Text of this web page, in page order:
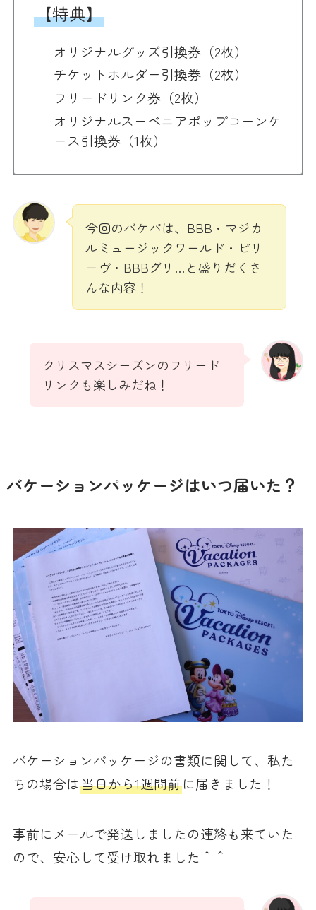
【特典】
オリジナルグッズ引換券（2枚）
チケットホルダー引換券（2枚）
フリードリンク券（2枚）
オリジナルスーベニアポップコーンケ
ース引換券（1枚）
今回のバケパは、BBB・マジカ
ルミュージックワールド・ビリ
ーヴ・BBBグリ…と盛りだくさ
んな内容！
クリスマスシーズンのフリード
リンクも楽しみだね！
バケーションパッケージはいつ届いた？
バケーションパッケージの書類に関して、私た
ちの場合は当日から1週間前に届きました！
事前にメールで発送しましたの連絡も来ていた
ので、安心して受け取れました＾＾